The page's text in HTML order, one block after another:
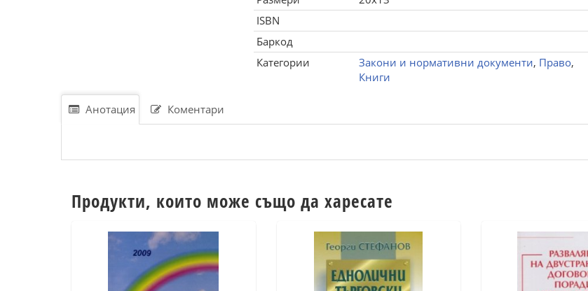
ISBN
Баркод
Категории
Закони и нормативни документи, Право,
Книги
Анотация Коментари
Продукти, които може също да харесате